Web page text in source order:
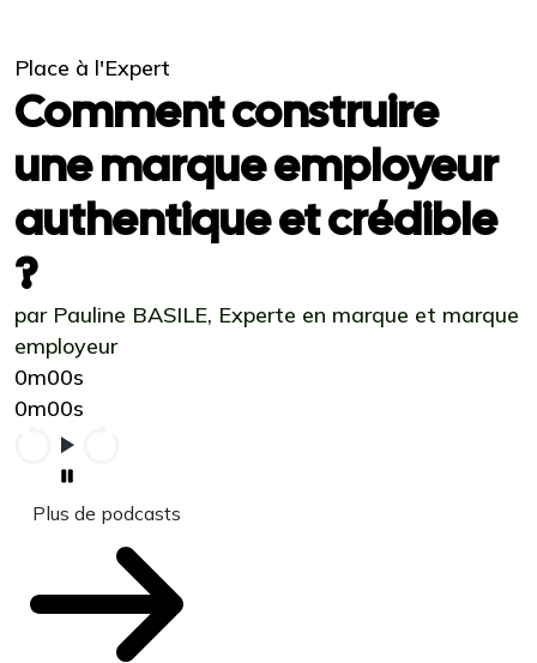
Place à l'Expert
Comment construire
une marque employeur
authentique et crédible
?
par Pauline BASILE, Experte en marque et marque
employeur
0m00s
0m00s
Plus de podcasts